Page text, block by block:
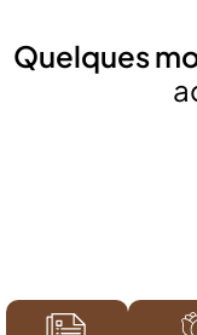
Quelques